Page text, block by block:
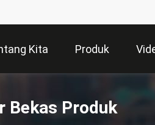
Kita Produk
Bekas Produk